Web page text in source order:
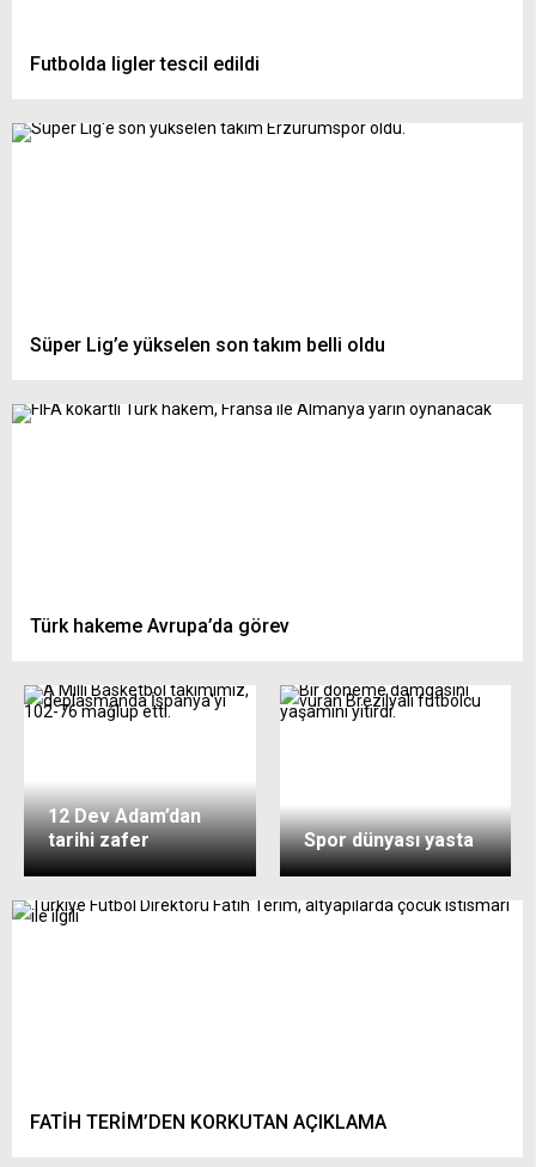
Futbolda ligler tescil edildi
Süper Lig’e yükselen son takım belli oldu
Türk hakeme Avrupa’da görev
12 Dev Adam’dan
tarihi zafer
Spor dünyası yasta
FATİH TERİM’DEN KORKUTAN AÇIKLAMA